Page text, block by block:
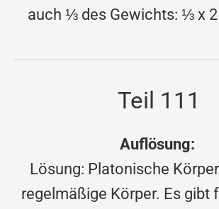
auch ⅓ des Gewichts: ⅓ x 2
Teil 111
Auflösung:
Lösung: Platonische
regelmäßige Körper. Es gibt